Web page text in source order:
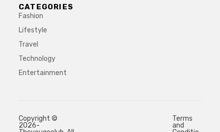
CATEGORIES
Fashion
Lifestyle
Travel
Technology
Entertainment
Copyright ©
2026-
Terms
and